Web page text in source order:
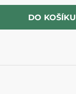
DO KOŠÍKU